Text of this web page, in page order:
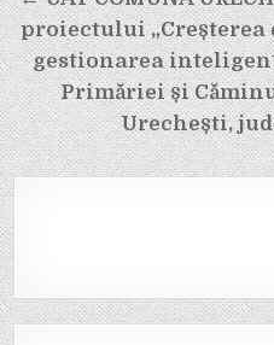
proiectului
gestionarea
Primăriei și
Urechești,